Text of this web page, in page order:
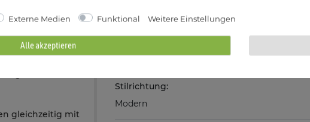
gleichzeitig mit
Farbe:
Schwarz
Stilrichtung:
Modern
Externe Medien Funktional Weitere Einstellungen
Alle akzeptieren